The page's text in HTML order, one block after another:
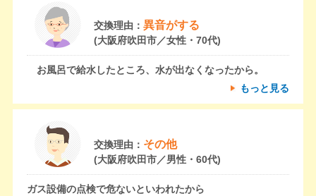
交換理由： 異音がする
(大阪府吹田市／女性・70代)
お風呂で給水したところ、水が出なくなったから。
もっと見る
交換理由： その他
(大阪府吹田市／男性・60代)
ガス設備の点検で危ないといわれたから